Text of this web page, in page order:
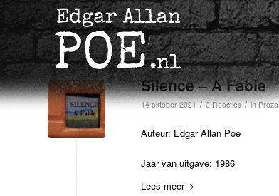
Silence – A Fable
14 oktober 2021 / 0 Reacties / inProza
Auteur: Edgar Allan Poe
Jaar van uitgave: 1986
Lees meer